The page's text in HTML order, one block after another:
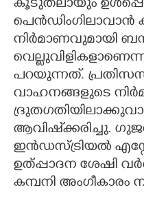
കൂടുതലായും
പെൻഡിംഗിലാവാൻ
നിർമാണവുമായി
പറയുന്നത്.
വാഹനങ്ങളുടെ
ആവിഷ്ക്കരിച്ചു.
ഇൻഡസ്ട്രിയൽ
ഉത്പ്പാദന ശേഷി
കമ്പനി അംഗീകാരം